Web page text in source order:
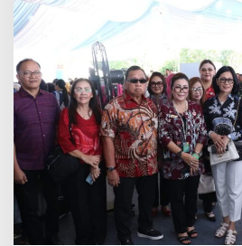
o
o
k
a
m
b
e
y
d
a
n
K
e